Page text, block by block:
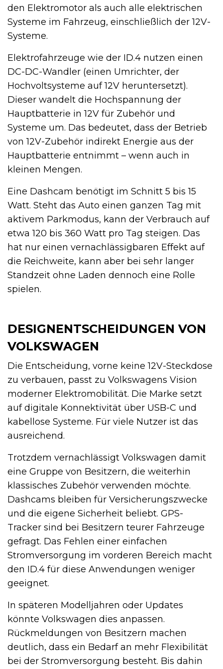
den Elektromotor als auch alle elektrischen
Systeme im Fahrzeug, einschließlich der 12V-
Systeme.
Elektrofahrzeuge wie der ID.4 nutzen einen
DC-DC-Wandler (einen Umrichter, der
Hochvoltsysteme auf 12V heruntersetzt).
Dieser wandelt die Hochspannung der
Hauptbatterie in 12V für Zubehör und
Systeme um. Das bedeutet, dass der Betrieb
von 12V-Zubehör indirekt Energie aus der
Hauptbatterie entnimmt – wenn auch in
kleinen Mengen.
Eine Dashcam benötigt im Schnitt 5 bis 15
Watt. Steht das Auto einen ganzen Tag mit
aktivem Parkmodus, kann der Verbrauch auf
etwa 120 bis 360 Watt pro Tag steigen. Das
hat nur einen vernachlässigbaren Effekt auf
die Reichweite, kann aber bei sehr langer
Standzeit ohne Laden dennoch eine Rolle
spielen.
DESIGNENTSCHEIDUNGEN VON
VOLKSWAGEN
Die Entscheidung, vorne keine 12V-Steckdose
zu verbauen, passt zu Volkswagens Vision
moderner Elektromobilität. Die Marke setzt
auf digitale Konnektivität über USB-C und
kabellose Systeme. Für viele Nutzer ist das
ausreichend.
Trotzdem vernachlässigt Volkswagen damit
eine Gruppe von Besitzern, die weiterhin
klassisches Zubehör verwenden möchte.
Dashcams bleiben für Versicherungszwecke
und die eigene Sicherheit beliebt. GPS-
Tracker sind bei Besitzern teurer Fahrzeuge
gefragt. Das Fehlen einer einfachen
Stromversorgung im vorderen Bereich macht
den ID.4 für diese Anwendungen weniger
geeignet.
In späteren Modelljahren oder Updates
könnte Volkswagen dies anpassen.
Rückmeldungen von Besitzern machen
deutlich, dass ein Bedarf an mehr Flexibilität
bei der Stromversorgung besteht. Bis dahin